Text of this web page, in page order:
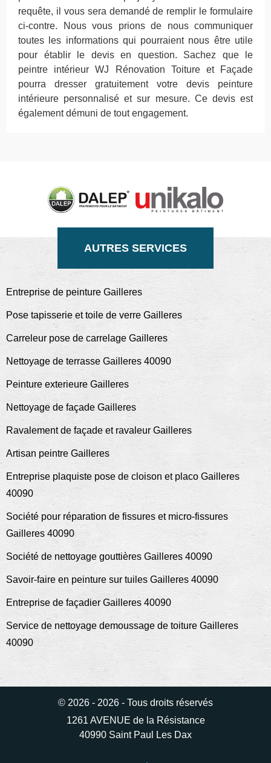
requête, il vous sera demandé de remplir le formulaire
ci-contre. Nous vous prions de nous communiquer
toutes les informations qui pourraient nous être utile
pour établir le devis en question. Sachez que le
peintre intérieur WJ Rénovation Toiture et Façade
pourra dresser gratuitement votre devis peinture
intérieure personnalisé et sur mesure. Ce devis est
également démuni de tout engagement.
AUTRES SERVICES
Entreprise de peinture Gailleres
Pose tapisserie et toile de verre Gailleres
Carreleur pose de carrelage Gailleres
Nettoyage de terrasse Gailleres 40090
Peinture exterieure Gailleres
Nettoyage de façade Gailleres
Ravalement de façade et ravaleur Gailleres
Artisan peintre Gailleres
Entreprise plaquiste pose de cloison et placo Gailleres
40090
Société pour réparation de fissures et micro-fissures
Gailleres 40090
Société de nettoyage gouttières Gailleres 40090
Savoir-faire en peinture sur tuiles Gailleres 40090
Entreprise de façadier Gailleres 40090
Service de nettoyage demoussage de toiture Gailleres
40090
© 2026 - 2026 - Tous droits réservés
1261 AVENUE de la Résistance
40990 Saint Paul Les Dax